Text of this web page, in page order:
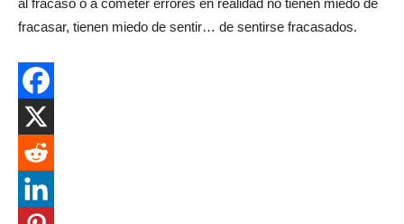
fracasar, tienen miedo de sentir… de sentirse fracasados.